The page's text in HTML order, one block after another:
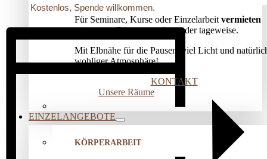
Für Seminare, Kurse oder Einzelarbeit vermieten
wir unsere Räume stunden- oder tageweise.
Mit Elbnähe für die Pausen, viel Licht und
wohliger Atmosphäre!
KONTAKT
Unsere Räume
EINZELANGEBOTE
KÖRPERARBEIT
Kostenlos, Spende willkommen.